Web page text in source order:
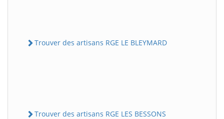
Trouver des artisans RGE LE BLEYMARD
Trouver des artisans RGE LES BESSONS